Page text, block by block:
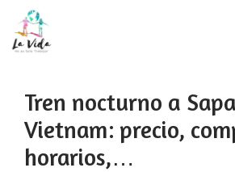
Saltar
Tren nocturno a
Vietnam: precio,
horarios,…